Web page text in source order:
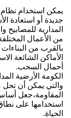
يمكن استخدام
جديدة أو استعادة
المدارية للمصابيح
من الأعمال
بالقرب من البناءات
الأماكن الشائعة
أحمال السحب.
الكومة الأرضية
والتي يمكن أن تحل
المقاومة،جعل
استخدامها على
الحياة.